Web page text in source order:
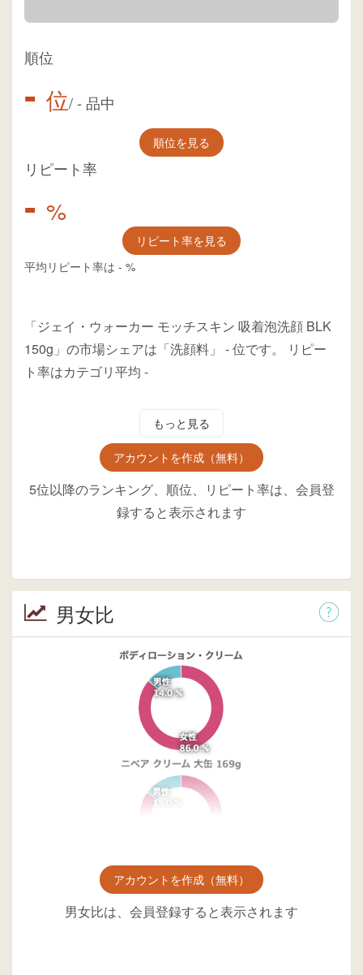
順位
- 位/- 品中
順位を見る
リピート率
- %
リピート率を見る
平均リピート率は - %
「ジェイ・ウォーカー モッチスキン 吸着泡洗顔 BLK
150g」の市場シェアは「洗顔料」 -位です。
リピー
ト率はカテゴリ平均 -
もっと見る
アカウントを作成（無料）
5位以降のランキング、順位、リピート率は、会員登
録すると表示されます
男女比
アカウントを作成（無料）
男女比は、会員登録すると表示されます